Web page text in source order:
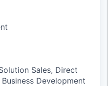
Sales, Direct
Development